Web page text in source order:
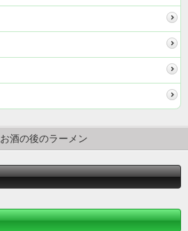
お酒の後のラーメン